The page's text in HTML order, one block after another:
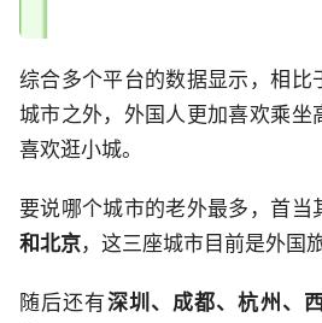
综合多个平台的数据显示，相比
城市之外，外国人更加喜欢乘坐
喜欢逛小城。
要说哪个城市的老外最多，首当
和北京，这三座城市目前是外国
随后还有深圳、成都、杭州、